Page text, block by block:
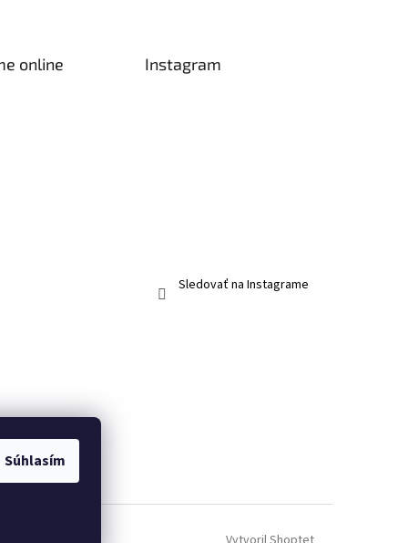
Súhlasím
online
Instagram
Sledovať na Instagrame